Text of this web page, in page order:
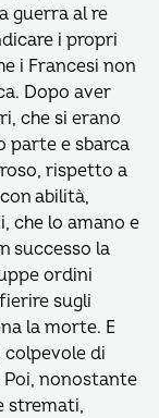
guerra al re
i propri
i Francesi non
Dopo aver
che si erano
parte e sbarca
rispetto a
abilità,
che lo amano e
successo la
ordini
sugli
la morte. E
di
Poi, nonostante
stremati,